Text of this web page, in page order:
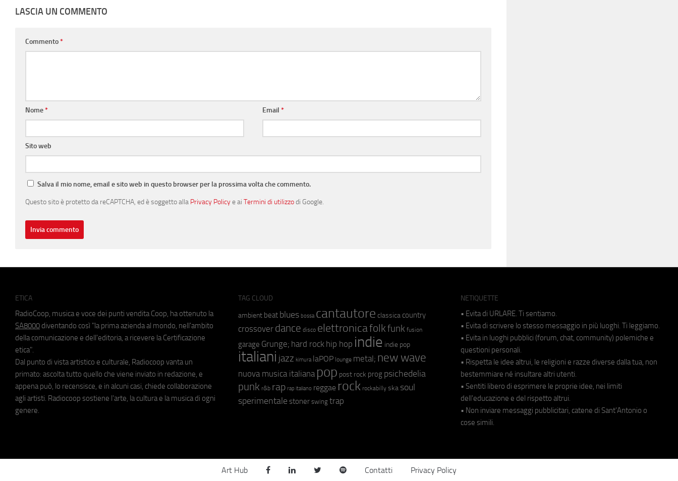
LASCIA UN COMMENTO
Commento*
Nome* Email*
Sito web
Salva il mio nome, email e sito web in questo browser per la prossima volta che commento.
Questo sito è protetto da reCAPTCHA, ed è soggetto alla Privacy Policye ai Termini di utilizzodi Google.
ETICA
RadioCoop, musica e voce dei punti vendita Coop, ha ottenuto la
SA8000 diventando così "la prima azienda al mondo, nell'ambito
della comunicazione e dell'editoria, a ricevere la Certificazione
etica".
Dal punto di vista artistico e culturale, Radiocoop vanta un
primato: ascolta tutto quello che viene inviato in redazione, e
appena può, lo recensisce, e in alcuni casi, chiede collaborazione
agli artisti. Radiocoop sostiene l'arte, la cultura e la musica di ogni
genere.
TAG CLOUD
ambient beat blues bossa cantautore classica country
crossover dance disco elettronicafolkfunk fusion
garage Grunge; hard rock hip hop indie indie pop
italiani jazz kimura laPOP lounge metal; new wave
nuova musica italiana pop post rock prog psichedelia
punk r&b rap rap italiano reggae rock rockabilly ska soul
sperimentale stoner swing trap
NETIQUETTE
• Evita di URLARE. Ti sentiamo.
• Evita di scrivere lo stesso messaggio in più luoghi. Ti leggiamo.
• Evita in luoghi pubblici (forum, chat, community) polemiche e
questioni personali.
• Rispetta le idee altrui, le religioni e razze diverse dalla tua, non
bestemmiare né insultare altri utenti.
• Sentiti libero di esprimere le proprie idee, nei limiti
dell'educazione e del rispetto altrui.
• Non inviare messaggi pubblicitari, catene di Sant'Antonio o
cose simili.
Art Hub Contatti Privacy Policy